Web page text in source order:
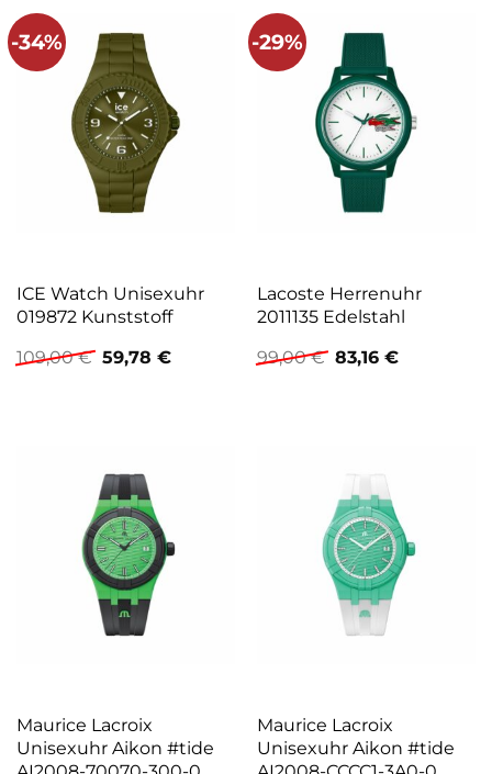
-34%
ICE Watch Unisexuhr
019872 Kunststoff
109,00€ Ursprünglicher
Preis
59,78 €Aktueller
-29%
Lacoste Herrenuhr
2011135 Edelstahl
99,00€ Ursprünglicher
Preis
83,16 €Aktueller
Maurice Lacroix
Unisexuhr Aikon #tide
Maurice Lacroix
Unisexuhr Aikon #tide